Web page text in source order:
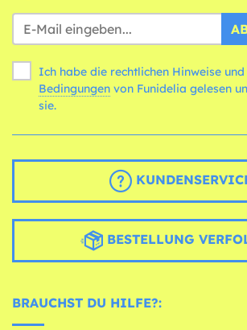
Ich habe die rechtlichen Hinweise
Bedingungen
sie.
BESTELLUNG
BRAUCHST DU HILFE?: